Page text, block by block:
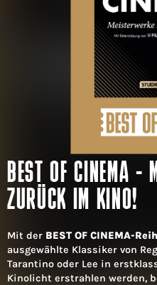
BEST OF CINEMA -
ZURÜCK IM KINO!
Mit der BEST OF CINEMA-
ausgewählte Klassiker von
Tarantino oder Lee in
Kinolicht erstrahlen werden,